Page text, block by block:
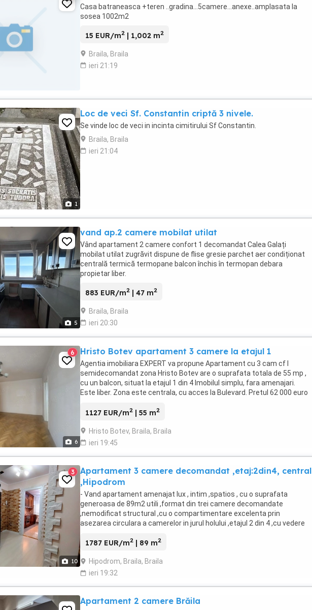
Casa batraneasca +teren ..gradina...5camere...anexe..amplasata la
sosea 1002m2
15 EUR/m2 | 1,002 m2
Braila, Braila
ieri 21:19
1
Loc de veci Sf. Constantin criptă 3 nivele.
Se vinde loc de veci in incinta cimitirului Sf Constantin.
Braila, Braila
ieri 21:04
5
vand ap.2 camere mobilat utilat
Vând apartament 2 camere confort 1 decomandat Calea Galați
mobilat utilat zugrăvit dispune de flise gresie parchet aer condiționat
centrală termică termopane balcon închis în termopan debara
propietar liber.
883 EUR/m2 | 47 m2
Braila, Braila
ieri 20:30
6
6 Hristo Botev apartament 3 camere la etajul 1
Agentia imobiliara EXPERT va propune Apartament cu 3 cam cf I
semidecomandat zona Hristo Botev are o suprafata totala de 55 mp ,
cu un balcon, situat la etajul 1 din 4 Imobilul simplu, fara amenajari.
Este liber. Zona este centrala, cu acces la Bulevard. Pretul 62 000 euro
1127 EUR/m2 | 55 m2
Hristo Botev, Braila, Braila
ieri 19:45
10
3
Apartament 3 camere decomandat ,etaj:2din4, central
,Hipodrom
- Vand apartament amenajat lux , intim ,spatios , cu o suprafata
generoasa de 89m2 utili ,format din trei camere decomandate
,nemodificat structural ,cu o compartimentare excelenta prin
asezarea circulara a camerelor in jurul holului ,etajul 2 din 4 ,cu vedere
1787 EUR/m2 | 89 m2
Hipodrom, Braila, Braila
ieri 19:32
Apartament 2 camere Brăila